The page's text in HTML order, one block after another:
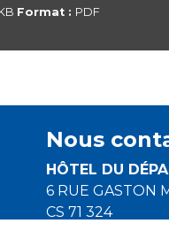
Format : PDF
Nous
HÔTEL DU
6 RUE GASTON
CS 71 324